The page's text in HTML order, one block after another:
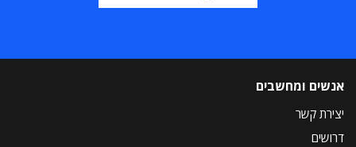
אנשים ומחשבים
יצירת קשר
דרושים